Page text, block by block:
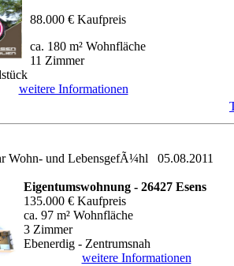
88.000 € Kaufpreis
ca. 180 m² Wohnfläche
11 Zimmer
weitere Informationen
Wohn- und LebensgefÃ¼hl 05.08.2011
Eigentumswohnung - 26427 Esens
135.000 € Kaufpreis
ca. 97 m² Wohnfläche
3 Zimmer
Ebenerdig - Zentrumsnah
weitere Informationen